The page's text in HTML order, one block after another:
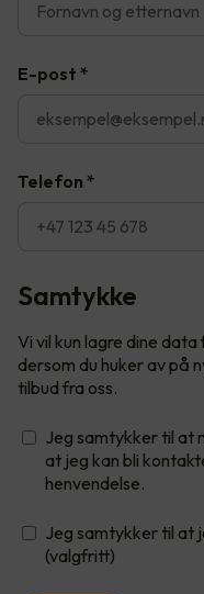
E-post *
Telefon *
Samtykke
Vi vil kun lagre dine
dersom du huker av på
tilbud fra oss.
Jeg samtykker til at
at jeg kan bli
henvendelse.
Jeg samtykker til at
(valgfritt)